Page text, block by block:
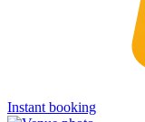
Instant booking